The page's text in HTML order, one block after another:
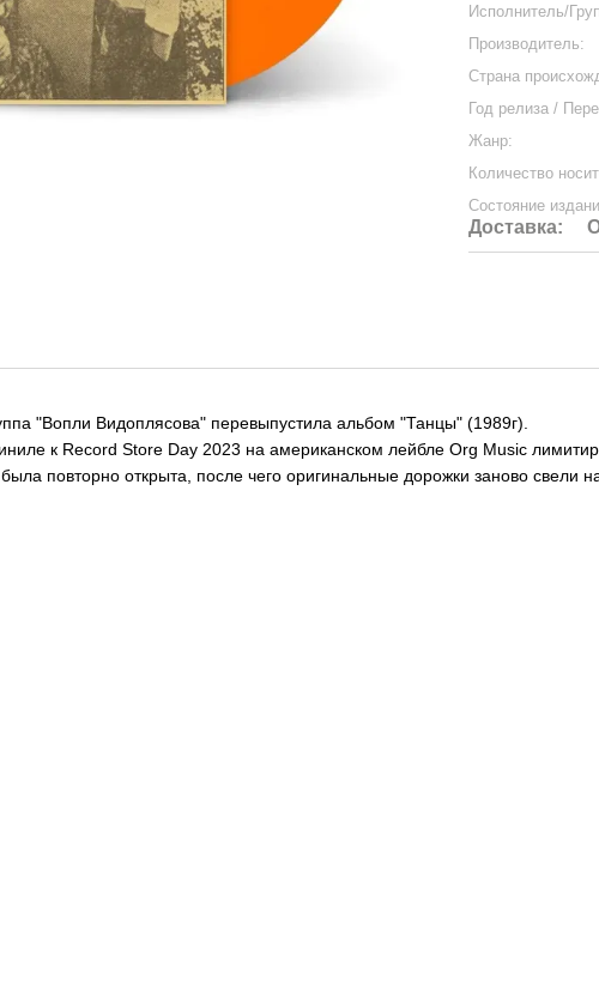
Исполнитель/
Производитель:
Страна
Год релиза /
Жанр:
Количество
Состояние
Доставка:
"Вопли Видоплясова" перевыпустила альбом "Танцы" (1989г).
к Record Store Day 2023 на американском лейбле Org Music
повторно открыта, после чего оригинальные дорожки заново свели